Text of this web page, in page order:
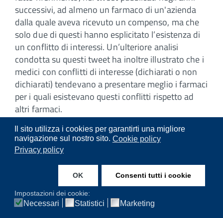
Il sito utilizza i cookies per garantirti una migliore
navigazione sul nostro sito. Cookie policy
Privacy policy
OK Consenti tutti i cookie
Impostazioni dei cookie:
Necessari Statistici Marketing
successivi, ad almeno un farmaco di un'azienda
dalla quale aveva ricevuto un compenso, ma che
solo due di questi hanno esplicitato l’esistenza di
un conflitto di interessi. Un’ulteriore analisi
condotta su questi tweet ha inoltre illustrato che i
medici con conflitti di interesse (dichiarati o non
dichiarati) tendevano a presentare meglio i farmaci
per i quali esistevano questi conflitti rispetto ad
altri farmaci.
Sostenere l’uso di terapie in cambio di un
compenso (più o meno indiretto) si scontra con i
principi etici a cui ogni medico deve attenersi.
Problemi simili si presentano quando si sostiene
l’uso di rimedi meno efficaci di altri (o peggio
inefficaci). Tali pratiche sono da ritenersi scorrette